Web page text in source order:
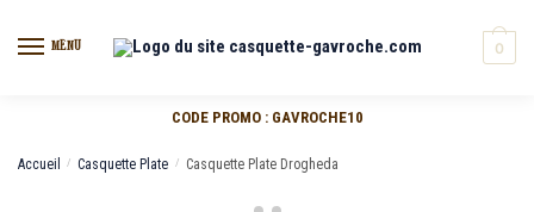
MENU 0
CODE PROMO : GAVROCHE10
Accueil / Casquette Plate / Casquette Plate Drogheda